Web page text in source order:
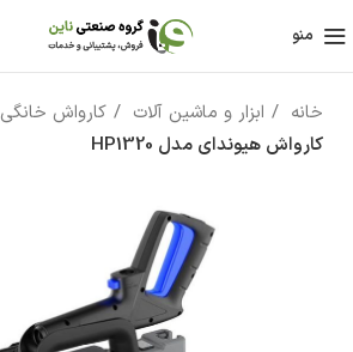
منو
خانه ابزار و ماشین آلات
کارواش خانگی
کارواش هیوندای مدل HP1320